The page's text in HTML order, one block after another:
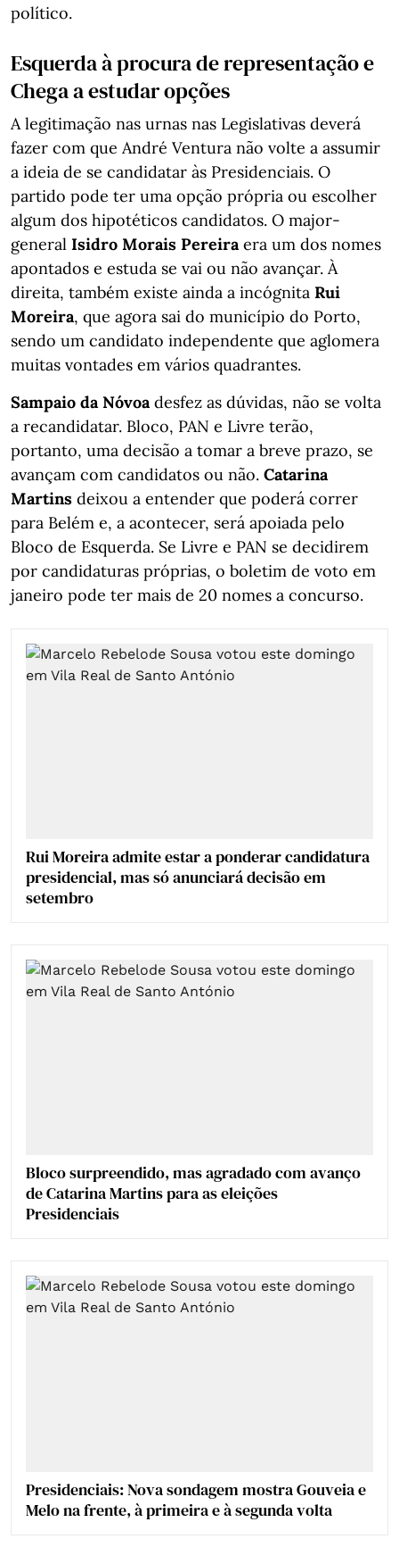
político.
Esquerda à procura de representação e
Chega a estudar opções
A legitimação nas urnas nas Legislativas deverá
fazer com que André Ventura não volte a assumir
a ideia de se candidatar às Presidenciais. O
partido pode ter uma opção própria ou escolher
algum dos hipotéticos candidatos. O major-
general Isidro Morais Pereira era um dos nomes
apontados e estuda se vai ou não avançar. À
direita, também existe ainda a incógnita Rui
Moreira, que agora sai do município do Porto,
sendo um candidato independente que aglomera
muitas vontades em vários quadrantes.
Sampaio da Nóvoa desfez as dúvidas, não se volta
a recandidatar. Bloco, PAN e Livre terão,
portanto, uma decisão a tomar a breve prazo, se
avançam com candidatos ou não. Catarina
Martins deixou a entender que poderá correr
para Belém e, a acontecer, será apoiada pelo
Bloco de Esquerda. Se Livre e PAN se decidirem
por candidaturas próprias, o boletim de voto em
janeiro pode ter mais de 20 nomes a concurso.
Rui Moreira admite estar a ponderar candidatura
presidencial, mas só anunciará decisão em
setembro
Bloco surpreendido, mas agradado com avanço
de Catarina Martins para as eleições
Presidenciais
Presidenciais: Nova sondagem mostra Gouveia e
Melo na frente, à primeira e à segunda volta